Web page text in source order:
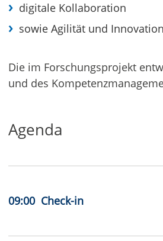
digitale Kollaboration
sowie Agilität und
Die im Forschungsprojekt
und des
Agenda
09:00 Check-in